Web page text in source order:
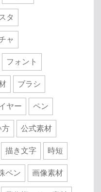
タ
ャ
フォント
ブラシ
ヤー ペン
方 公式素材
描き文字 時短
ペン 画像素材